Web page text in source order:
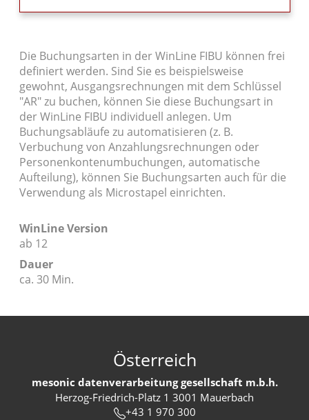
Die Buchungsarten in der WinLine FIBU können frei
definiert werden. Sind Sie es beispielsweise
gewohnt, Ausgangsrechnungen mit dem Schlüssel
"AR" zu buchen, können Sie diese Buchungsart in
der WinLine FIBU individuell anlegen. Um
Buchungsabläufe zu automatisieren (z. B.
Verbuchung von Anzahlungsrechnungen oder
Personenkontenumbuchungen, automatische
Aufteilung), können Sie Buchungsarten auch für die
Verwendung als Microstapel einrichten.
WinLine Version
ab 12
Dauer
ca. 30 Min.
Österreich
mesonic datenverarbeitung gesellschaft m.b.h.
Herzog-Friedrich-Platz 1 3001 Mauerbach
+43 1 970 300